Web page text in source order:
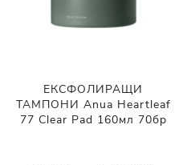
ЕКСФОЛИРАЩИ
ТАМПОНИ Anua Heartleaf
77 Clear Pad 160мл 70бр